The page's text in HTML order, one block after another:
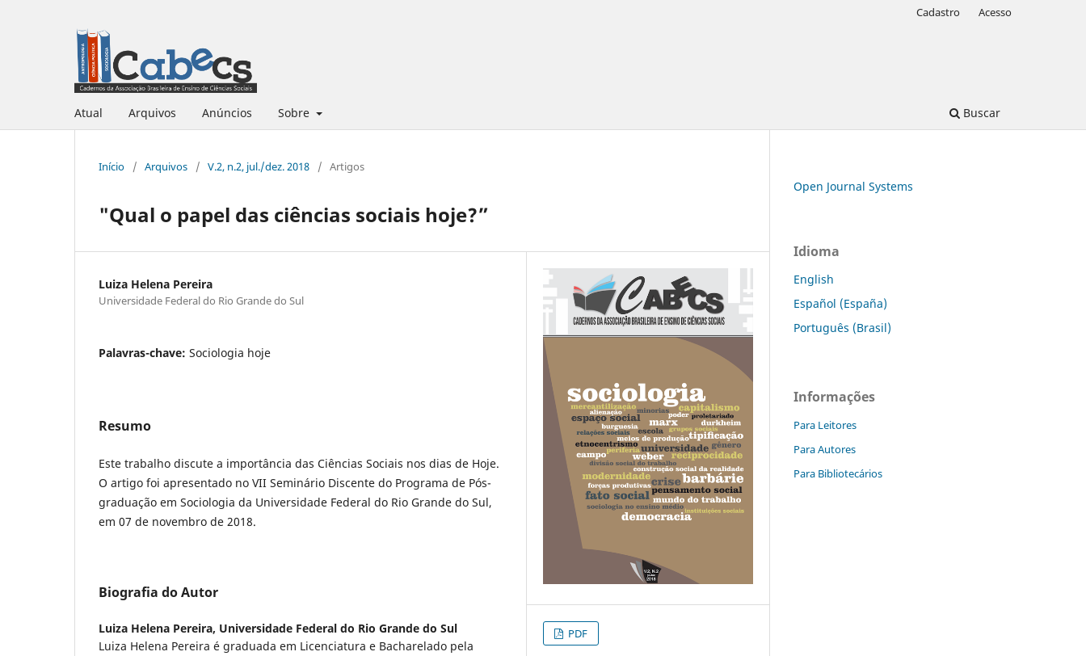
Atual Arquivos Anúncios Sobre Buscar
Cadastro Acesso
Início / Arquivos / V.2, n.2, jul./dez. 2018 / Artigos
"Qual o papel das ciências sociais hoje?”
Luiza Helena Pereira
Universidade Federal do Rio Grande do Sul
Palavras-chave: Sociologia hoje
Resumo
Este trabalho discute a importância das Ciências Sociais nos dias de Hoje.
O artigo foi apresentado no VII Seminário Discente do Programa de Pós-
graduação em Sociologia da Universidade Federal do Rio Grande do Sul,
em 07 de novembro de 2018.
Biografia do Autor
Luiza Helena Pereira, Universidade Federal do Rio Grande do Sul
Luiza Helena Pereira é graduada em Licenciatura e Bacharelado pela
PDF
Open Journal Systems
Idioma
English
Español (España)
Português (Brasil)
Informações
Para Leitores
Para Autores
Para Bibliotecários